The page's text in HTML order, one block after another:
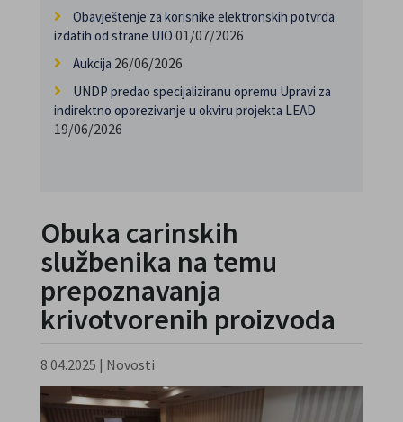
Obavještenje za korisnike elektronskih potvrda
izdatih od strane UIO 01/07/2026
Aukcija 26/06/2026
UNDP predao specijaliziranu opremu Upravi za
indirektno oporezivanje u okviru projekta LEAD
19/06/2026
Obuka carinskih
službenika na temu
prepoznavanja
krivotvorenih proizvoda
8.04.2025 | Novosti